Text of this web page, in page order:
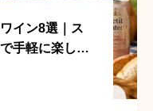
イン8選｜ス
手軽に楽しめ